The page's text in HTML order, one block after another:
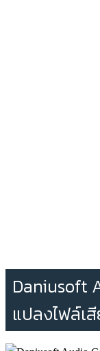
Daniusoft
แปลงไฟล์เ